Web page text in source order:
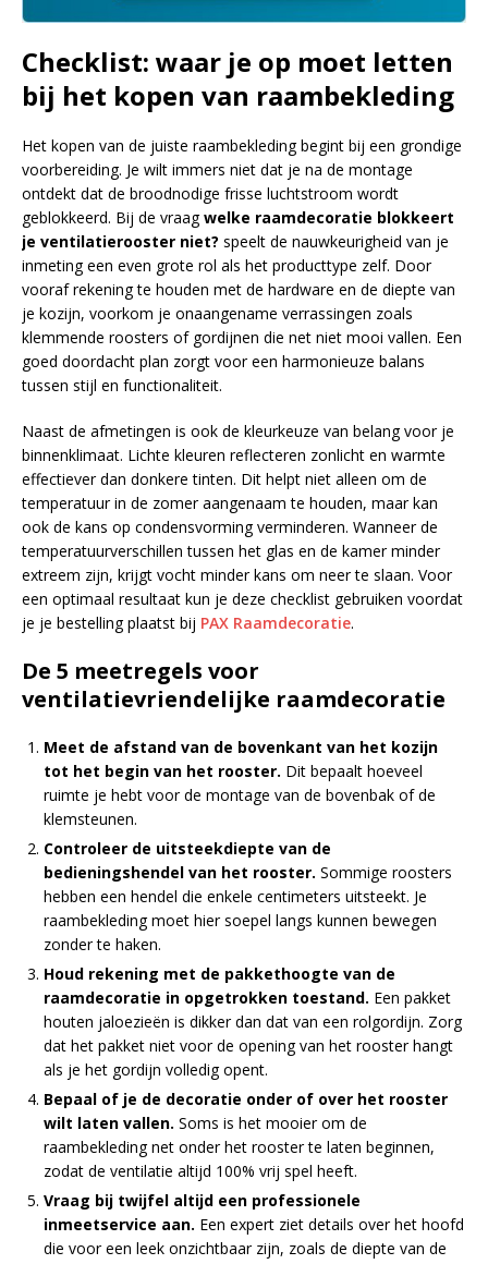
Checklist: waar je op moet letten
bij het kopen van raambekleding
Het kopen van de juiste raambekleding begint bij een grondige
voorbereiding. Je wilt immers niet dat je na de montage
ontdekt dat de broodnodige frisse luchtstroom wordt
geblokkeerd. Bij de vraagwelke raamdecoratie blokkeert
je ventilatierooster niet? speelt de nauwkeurigheid van je
inmeting een even grote rol als het producttype zelf. Door
vooraf rekening te houden met de hardware en de diepte van
je kozijn, voorkom je onaangename verrassingen zoals
klemmende roosters of gordijnen die net niet mooi vallen. Een
goed doordacht plan zorgt voor een harmonieuze balans
tussen stijl en functionaliteit.
Naast de afmetingen is ook de kleurkeuze van belang voor je
binnenklimaat. Lichte kleuren reflecteren zonlicht en warmte
effectiever dan donkere tinten. Dit helpt niet alleen om de
temperatuur in de zomer aangenaam te houden, maar kan
ook de kans op condensvorming verminderen. Wanneer de
temperatuurverschillen tussen het glas en de kamer minder
extreem zijn, krijgt vocht minder kans om neer te slaan. Voor
een optimaal resultaat kun je deze checklist gebruiken voordat
je je bestelling plaatst bij PAX Raamdecoratie.
De 5 meetregels voor
ventilatievriendelijke raamdecoratie
Meet de afstand van de bovenkant van het kozijn
tot het begin van het rooster. Dit bepaalt hoeveel
ruimte je hebt voor de montage van de bovenbak of de
klemsteunen.
Controleer de uitsteekdiepte van de
bedieningshendel van het rooster. Sommige roosters
hebben een hendel die enkele centimeters uitsteekt. Je
raambekleding moet hier soepel langs kunnen bewegen
zonder te haken.
Houd rekening met de pakkethoogte van de
raamdecoratie in opgetrokken toestand. Een pakket
houten jaloezieën is dikker dan dat van een rolgordijn. Zorg
dat het pakket niet voor de opening van het rooster hangt
als je het gordijn volledig opent.
Bepaal of je de decoratie onder of over het rooster
wilt laten vallen. Soms is het mooier om de
raambekleding net onder het rooster te laten beginnen,
zodat de ventilatie altijd 100% vrij spel heeft.
Vraag bij twijfel altijd een professionele
inmeetservice aan. Een expert ziet details over het hoofd
die voor een leek onzichtbaar zijn, zoals de diepte van de